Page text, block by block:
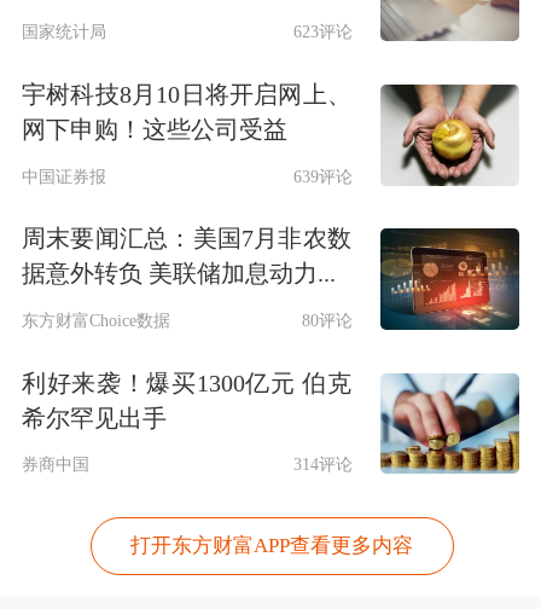
国家统计局 623评论
宇树科技8月10日将开启网上、
网下申购！这些公司受益
中国证券报 639评论
周末要闻汇总：美国7月非农数
据意外转负 美联储加息动力...
东方财富Choice数据 80评论
利好来袭！爆买1300亿元 伯克
希尔罕见出手
券商中国 314评论
打开东方财富APP查看更多内容